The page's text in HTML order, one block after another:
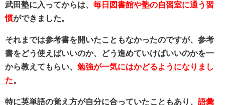
武田塾に入ってからは、 毎日図書館や塾の自習室に通う習
慣ができました。
それまでは参考書を開いたこともなかったのですが、参考
書をどう使えばいいのか、どう進めていけばいいのかを一
から教えてもらい、 勉強が一気にはかどるようになりまし
た。
特に英単語の覚え方が自分に合っていたこともあり、 語彙